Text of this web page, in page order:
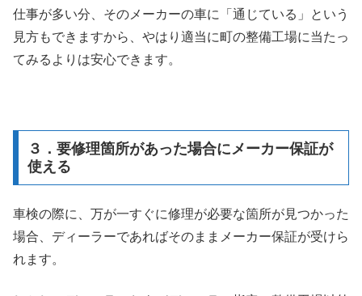
仕事が多い分、そのメーカーの車に「通じている」という
見方もできますから、やはり適当に町の整備工場に当たっ
てみるよりは安心できます。
３．要修理箇所があった場合にメーカー保証が
使える
車検の際に、万が一すぐに修理が必要な箇所が見つかった
場合、ディーラーであればそのままメーカー保証が受けら
れます。